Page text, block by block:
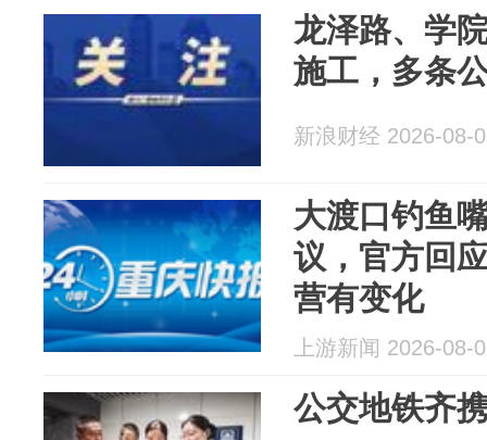
龙泽路、学
施工，多条
新浪财经 2026-08-
大渡口钓鱼
议，官方回
营有变化
上游新闻 2026-08-
公交地铁齐